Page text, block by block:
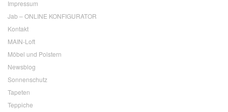
Impressum
Jab – ONLINE KONFIGURATOR
Kontakt
MAIN-Loft
Möbel und Polstern
Newsblog
Sonnenschutz
Tapeten
Teppiche